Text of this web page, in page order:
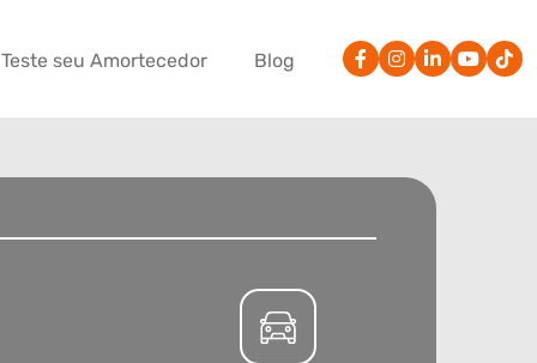
Teste seu Amortecedor Blog